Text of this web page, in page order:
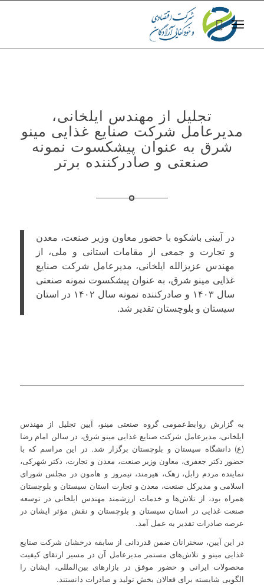
تجلیل از مهندس ایلخانی،
مدیرعامل شرکت صنایع غذایی مینو
شرق به عنوان پیشکسوت نمونه
صنعتی و صادرکننده برتر
در آیینی باشکوه با حضور معاون وزیر صنعت، معدن
و تجارت و جمعی از مقامات استانی و ملی، از
مهندس عزیزالله ایلخانی، مدیرعامل شرکت صنایع
غذایی مینو شرق، به عنوان پیشکسوت نمونه صنعتی
سال ۱۴۰۳ و صادرکننده نمونه سال ۱۴۰۲ در استان
سیستان و بلوچستان تقدیر شد.
به گزارش روابط‌عمومی گروه صنعتی مینو، آیین تجلیل از مهندس
ایلخانی، مدیرعامل شرکت صنایع غذایی مینو شرق، در سالن امام رضا
(ع) دانشگاه سیستان و بلوچستان برگزار شد. در این مراسم که با
حضور دکتر جعفری، معاون وزیر صنعت، معدن و تجارت، دکتر شهرکی،
نماینده مردم زابل، زهک، هیرمند، نیمروز و هامون در مجلس شورای
اسلامی و مدیرکل صنعت، معدن و تجارت استان سیستان و بلوچستان
همراه بود، از تلاش‌ها و خدمات ارزشمند مهندس ایلخانی در توسعه
صنعت غذایی در استان سیستان و بلوچستان و نقش مؤثر ایشان در
عرصه صادرات تقدیر به عمل آمد.
در این آیین، سخنرانان ضمن قدردانی از سابقه درخشان شرکت صنایع
غذایی مینو و تلاش‌های مستمر مدیرعامل آن در مسیر ارتقای کیفیت
محصولات ایرانی و حضور موفق در بازارهای بین‌المللی، ایشان را
الگویی شایسته برای فعالان بخش تولید و صادرات دانستند.